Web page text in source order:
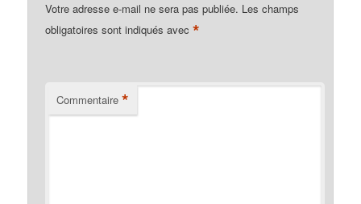
Votre adresse e-mail ne sera pas publiée. Les champs
obligatoires sont indiqués avec*
Commentaire *